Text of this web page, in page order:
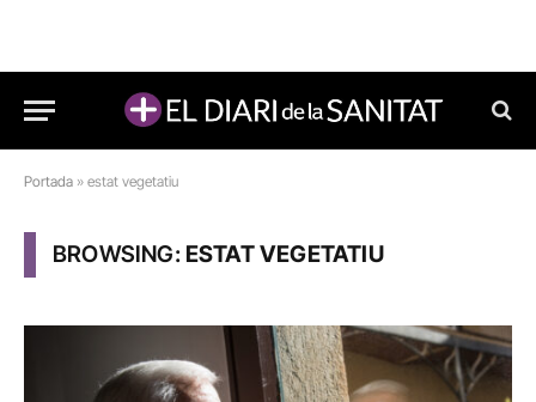
Portada » estat vegetatiu
BROWSING:ESTAT VEGETATIU